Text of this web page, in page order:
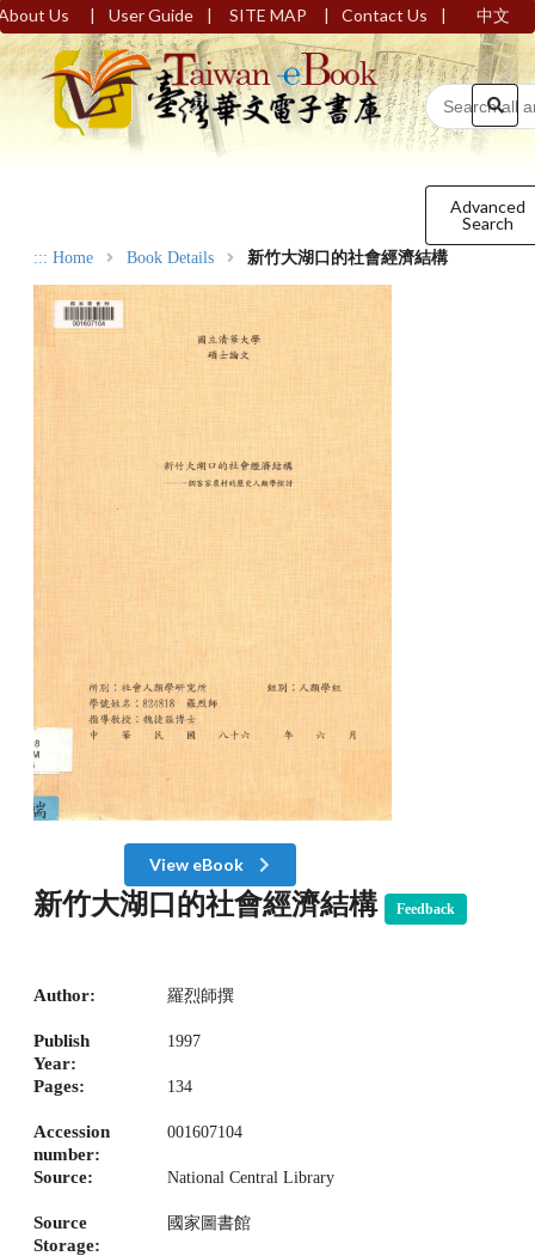
Us | User Guide | SITE MAP | Contact Us | 中文
Advanced
Search
::: Home Book Details 新竹大湖口的社會經濟結構
View eBook
新竹大湖口的社會經濟結構 Feedback
Author: 羅烈師撰
Publish
Year:
1997
Pages: 134
Accession
number:
001607104
Source: National Central Library
Source
Storage:
國家圖書館